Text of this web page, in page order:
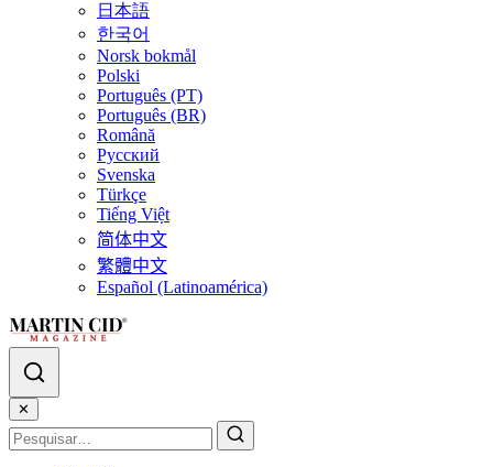
日本語
한국어
Norsk bokmål
Polski
Português (PT)
Português (BR)
Română
Русский
Svenska
Türkçe
Tiếng Việt
简体中文
繁體中文
Español (Latinoamérica)
✕